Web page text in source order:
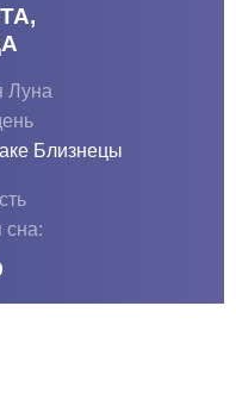
Луна
Близнецы
сна: